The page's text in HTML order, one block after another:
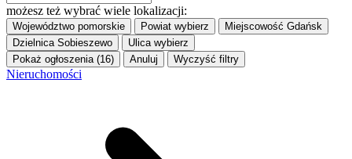
możesz też wybrać wiele lokalizacji:
Województwo pomorskie Powiat wybierz Miejscowość Gdańsk
Dzielnica Sobieszewo Ulica wybierz
Pokaż ogłoszenia (16)
Anuluj Wyczyść filtry
Nieruchomości